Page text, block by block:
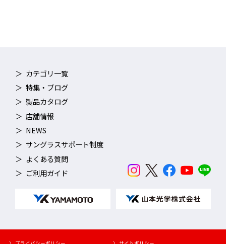
カテゴリ一覧
特集・ブログ
製品カタログ
店舗情報
NEWS
サングラスサポート制度
よくある質問
ご利用ガイド